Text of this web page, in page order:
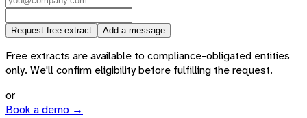
Request free extract Add a message
Free extracts are available to compliance-obligated entities
only. We'll confirm eligibility before fulfilling the request.
or
Book a demo →